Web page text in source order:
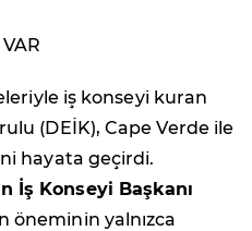
iş konseyi kuran
(DEİK), Cape Verde ile
hayata geçirdi.
İş Konseyi Başkanı
öneminin yalnızca